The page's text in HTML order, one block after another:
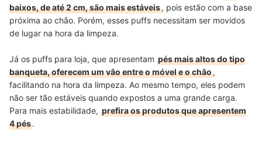
baixos, de até 2 cm, são mais estáveis, pois estão com a base
próxima ao chão. Porém, esses puffs necessitam ser movidos
de lugar na hora da limpeza.
Já os puffs para loja, que apresentam pés mais altos do tipo
banqueta, oferecem um vão entre o móvel e o chão,
facilitando na hora da limpeza. Ao mesmo tempo, eles podem
não ser tão estáveis quando expostos a uma grande carga.
Para mais estabilidade, prefira os produtos que apresentem
4 pés.